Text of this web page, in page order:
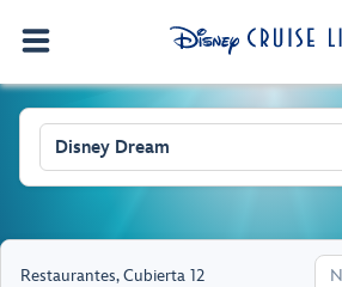
Disney Dream
Restaurantes,Cubierta 12